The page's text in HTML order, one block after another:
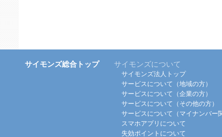
サイモンズ総合トップ サイモンズについて
サイモンズ法人トップ
サービスについて（地域の方）
サービスについて（企業の方）
サービスについて（その他の方）
サービスについて（マイナンバー
スマホアプリについて
失効ポイントについて